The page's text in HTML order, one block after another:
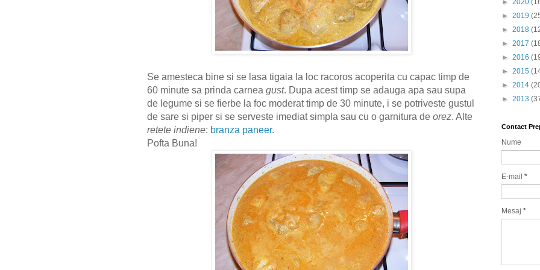
Se amesteca bine si se lasa tigaia la loc racoros acoperita cu capac timp de
60 minute sa prinda carnea gust. Dupa acest timp se adauga apa sau supa
de legume si se fierbe la foc moderat timp de 30 minute, i se potriveste gustul
de sare si piper si se serveste imediat simpla sau cu o garnitura de orez. Alte
retete indiene: branza paneer.
Pofta Buna!
► 2020
► 2019
► 2018
► 2017
► 2016
► 2015
► 2014
► 2013
Contact
Nume
E-mail *
Mesaj *